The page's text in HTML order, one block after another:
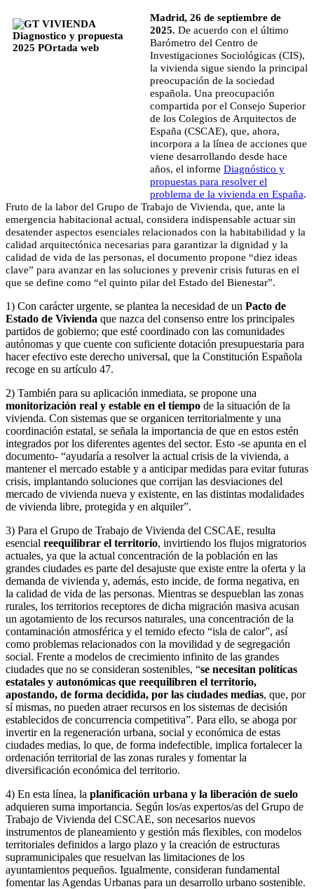
Madrid, 26 de septiembre de
2025. De acuerdo con el último
Barómetro del Centro de
Investigaciones Sociológicas (CIS),
la vivienda sigue siendo la principal
preocupación de la sociedad
española. Una preocupación
compartida por el Consejo Superior
de los Colegios de Arquitectos de
España (CSCAE), que, ahora,
incorpora a la línea de acciones que
viene desarrollando desde hace
años, el informe Diagnóstico y
propuestas para resolver el
problema de la vivienda en España.
Fruto de la labor del Grupo de Trabajo de Vivienda, que, ante la
emergencia habitacional actual, considera indispensable actuar sin
desatender aspectos esenciales relacionados con la habitabilidad y la
calidad arquitectónica necesarias para garantizar la dignidad y la
calidad de vida de las personas, el documento propone “diez ideas
clave” para avanzar en las soluciones y prevenir crisis futuras en el
que se define como “el quinto pilar del Estado del Bienestar”.
1) Con carácter urgente, se plantea la necesidad de un Pacto de
Estado de Vivienda que nazca del consenso entre los principales
partidos de gobierno; que esté coordinado con las comunidades
autónomas y que cuente con suficiente dotación presupuestaria para
hacer efectivo este derecho universal, que la Constitución Española
recoge en su artículo 47.
2) También para su aplicación inmediata, se propone una
monitorización real y estable en el tiempo de la situación de la
vivienda. Con sistemas que se organicen territorialmente y una
coordinación estatal, se señala la importancia de que en estos estén
integrados por los diferentes agentes del sector. Esto -se apunta en el
documento- “ayudaría a resolver la actual crisis de la vivienda, a
mantener el mercado estable y a anticipar medidas para evitar futuras
crisis, implantando soluciones que corrijan las desviaciones del
mercado de vivienda nueva y existente, en las distintas modalidades
de vivienda libre, protegida y en alquiler”.
3) Para el Grupo de Trabajo de Vivienda del CSCAE, resulta
esencial reequilibrar el territorio, invirtiendo los flujos migratorios
actuales, ya que la actual concentración de la población en las
grandes ciudades es parte del desajuste que existe entre la oferta y la
demanda de vivienda y, además, esto incide, de forma negativa, en
la calidad de vida de las personas. Mientras se despueblan las zonas
rurales, los territorios receptores de dicha migración masiva acusan
un agotamiento de los recursos naturales, una concentración de la
contaminación atmosférica y el temido efecto “isla de calor”, así
como problemas relacionados con la movilidad y de segregación
social. Frente a modelos de crecimiento infinito de las grandes
ciudades que no se consideran sostenibles, “se necesitan políticas
estatales y autonómicas que reequilibren el territorio,
apostando, de forma decidida, por las ciudades medias, que, por
sí mismas, no pueden atraer recursos en los sistemas de decisión
establecidos de concurrencia competitiva”. Para ello, se aboga por
invertir en la regeneración urbana, social y económica de estas
ciudades medias, lo que, de forma indefectible, implica fortalecer la
ordenación territorial de las zonas rurales y fomentar la
diversificación económica del territorio.
4) En esta línea, la planificación urbana y la liberación de suelo
adquieren suma importancia. Según los/as expertos/as del Grupo de
Trabajo de Vivienda del CSCAE, son necesarios nuevos
instrumentos de planeamiento y gestión más flexibles, con modelos
territoriales definidos a largo plazo y la creación de estructuras
supramunicipales que resuelvan las limitaciones de los
ayuntamientos pequeños. Igualmente, consideran fundamental
fomentar las Agendas Urbanas para un desarrollo urbano sostenible.